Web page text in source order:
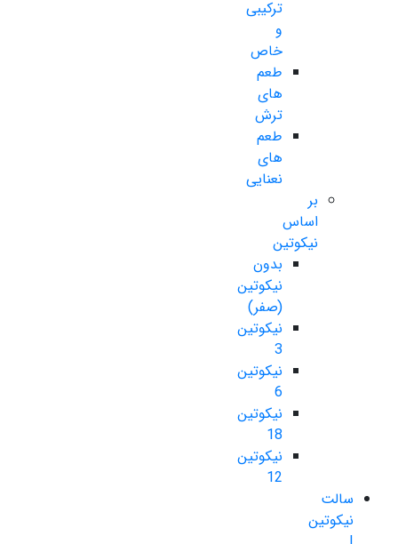
ترکیبی
و
خاص
طعم
های
ترش
طعم
های
نعنایی
بر
اساس
نیکوتین
بدون
نیکوتین
(صفر)
نیکوتین
3
نیکوتین
6
نیکوتین
18
نیکوتین
12
سالت
نیکوتین